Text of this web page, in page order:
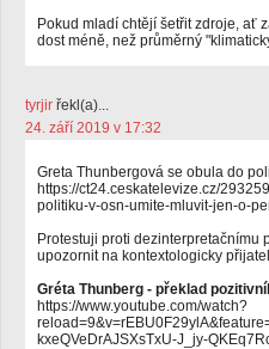
Pokud mladí chtějí šetřit zdroje, ať
dost méně, než průměrný
tyrjir řekl(a)...
24. září 2019 v 17:32
Greta Thunbergová se obula do
https://ct24.ceskatelevize.cz/
politiku-v-osn-umite-mluvit-jen-o-
Protestuji proti dezinterpretačnímu
upozornit na kontextologicky
Gréta Thunberg - překlad
https://www.youtube.com/watch?
kxeQVeDrAJSXsTxU-J_jy-